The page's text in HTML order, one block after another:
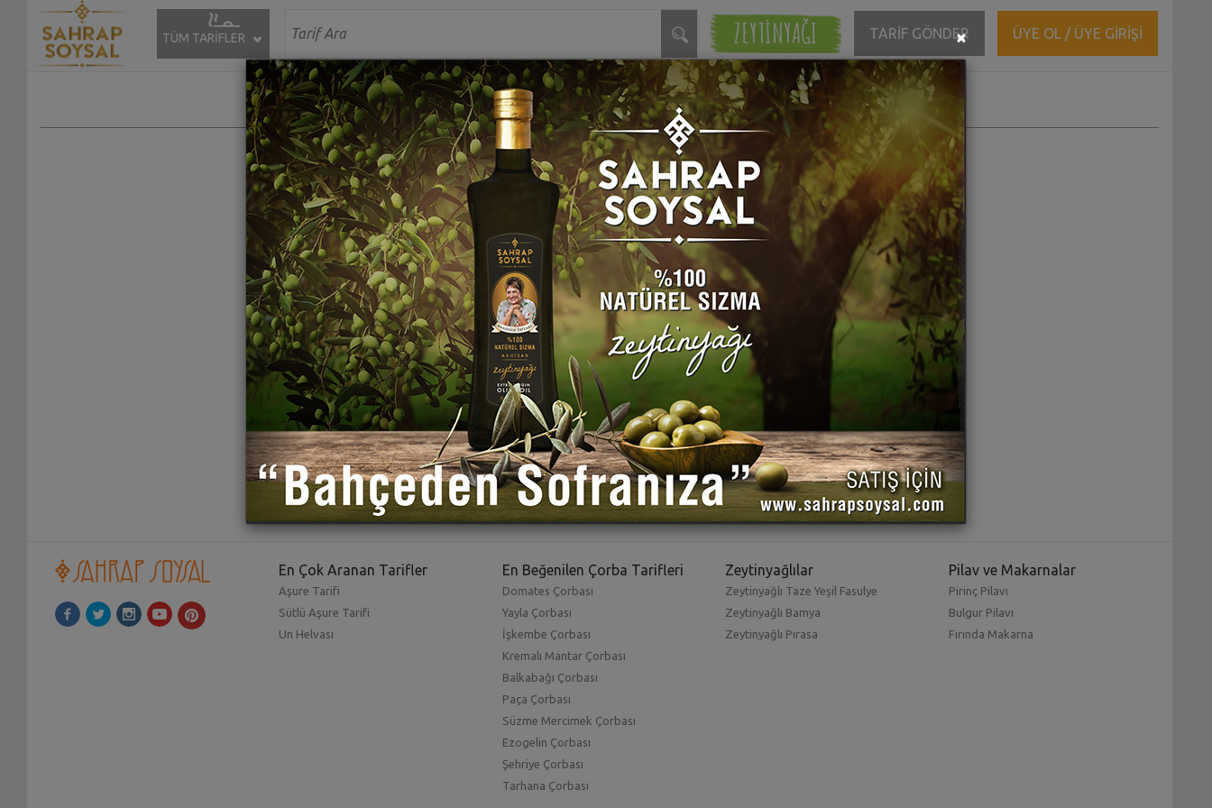
TÜM TARİFLER ZEYTİNYAĞI TARİF GÖNDER ÜYE OL / ÜYE GİRİŞİ
İletişim
Adınız Soyadınız :
E Posta Adresiniz :
Mesajınız :
En Çok Aranan Tarifler
Aşure Tarifi
Sütlü Aşure Tarifi
Un Helvası
En Beğenilen Çorba Tarifleri
Domates Çorbası
Yayla Çorbası
İşkembe Çorbası
Kremalı Mantar Çorbası
Balkabağı Çorbası
Paça Çorbası
Süzme Mercimek Çorbası
Ezogelin Çorbası
Şehriye Çorbası
Tarhana Çorbası
Zeytinyağlılar
Zeytinyağlı Taze Yeşil Fasulye
Zeytinyağlı Bamya
Zeytinyağlı Pırasa
Pilav ve Makarnalar
Pirinç Pilavı
Bulgur Pilavı
Fırında Makarna
×Close